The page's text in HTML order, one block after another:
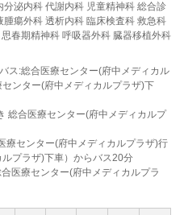
泌内科 代謝内科 児童精神科 総合診
瘍外科 透析内科 臨床検査科 救急科
春期精神科 呼吸器外科 臓器移植外科
:総合医療センター(府中メディカル
ンター(府中メディカルプラザ)下
総合医療センター(府中メディカルプ
療センター(府中メディカルプラザ)行
プラザ)下車）からバス20分
医療センター(府中メディカルプラ